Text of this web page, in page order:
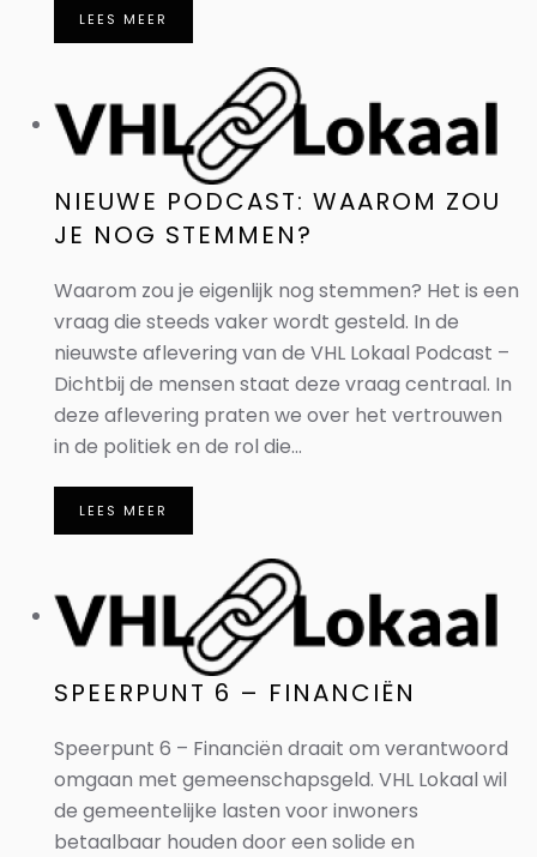
LEES MEER
NIEUWE PODCAST: WAAROM ZOU
JE NOG STEMMEN?
Waarom zou je eigenlijk nog stemmen? Het is een
vraag die steeds vaker wordt gesteld. In de
nieuwste aflevering van de VHL Lokaal Podcast –
Dichtbij de mensen staat deze vraag centraal. In
deze aflevering praten we over het vertrouwen
in de politiek en de rol die...
LEES MEER
SPEERPUNT 6 – FINANCIËN
Speerpunt 6 – Financiën draait om verantwoord
omgaan met gemeenschapsgeld. VHL Lokaal wil
de gemeentelijke lasten voor inwoners
betaalbaar houden door een solide en